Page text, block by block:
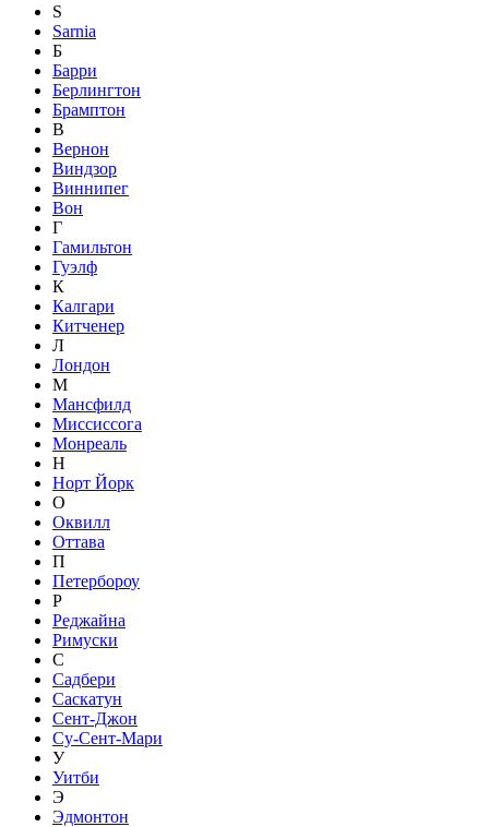
S
Sarnia
Б
Барри
Берлингтон
Брамптон
В
Вернон
Виндзор
Виннипег
Вон
Г
Гамильтон
Гуэлф
К
Калгари
Китченер
Л
Лондон
М
Мансфилд
Миссиссога
Монреаль
Н
Норт Йорк
О
Оквилл
Оттава
П
Петербороу
Р
Реджайна
Римуски
С
Садбери
Саскатун
Сент-Джон
Су-Сент-Мари
У
Уитби
Э
Эдмонтон